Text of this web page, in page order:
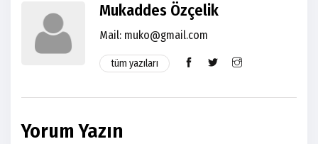
Mukaddes Özçelik
Mail: muko@gmail.com
tüm yazıları
Yorum Yazın